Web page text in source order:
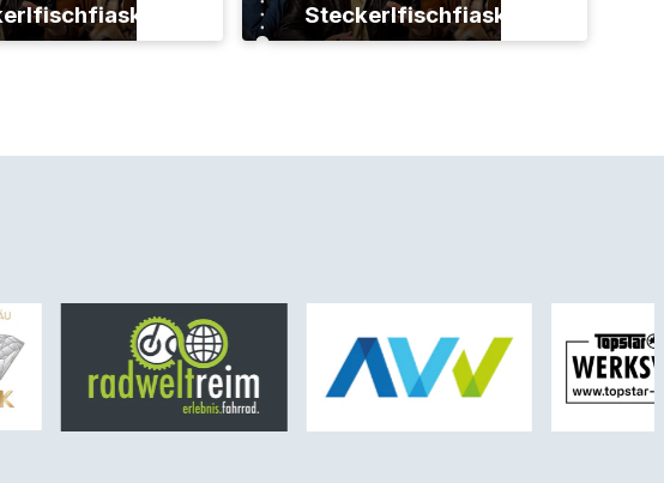
Steckerlfischfiasko